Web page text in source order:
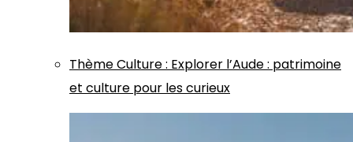
ThèmeCulture: Explorer l’Aude : patrimoine
et culture pour les curieux